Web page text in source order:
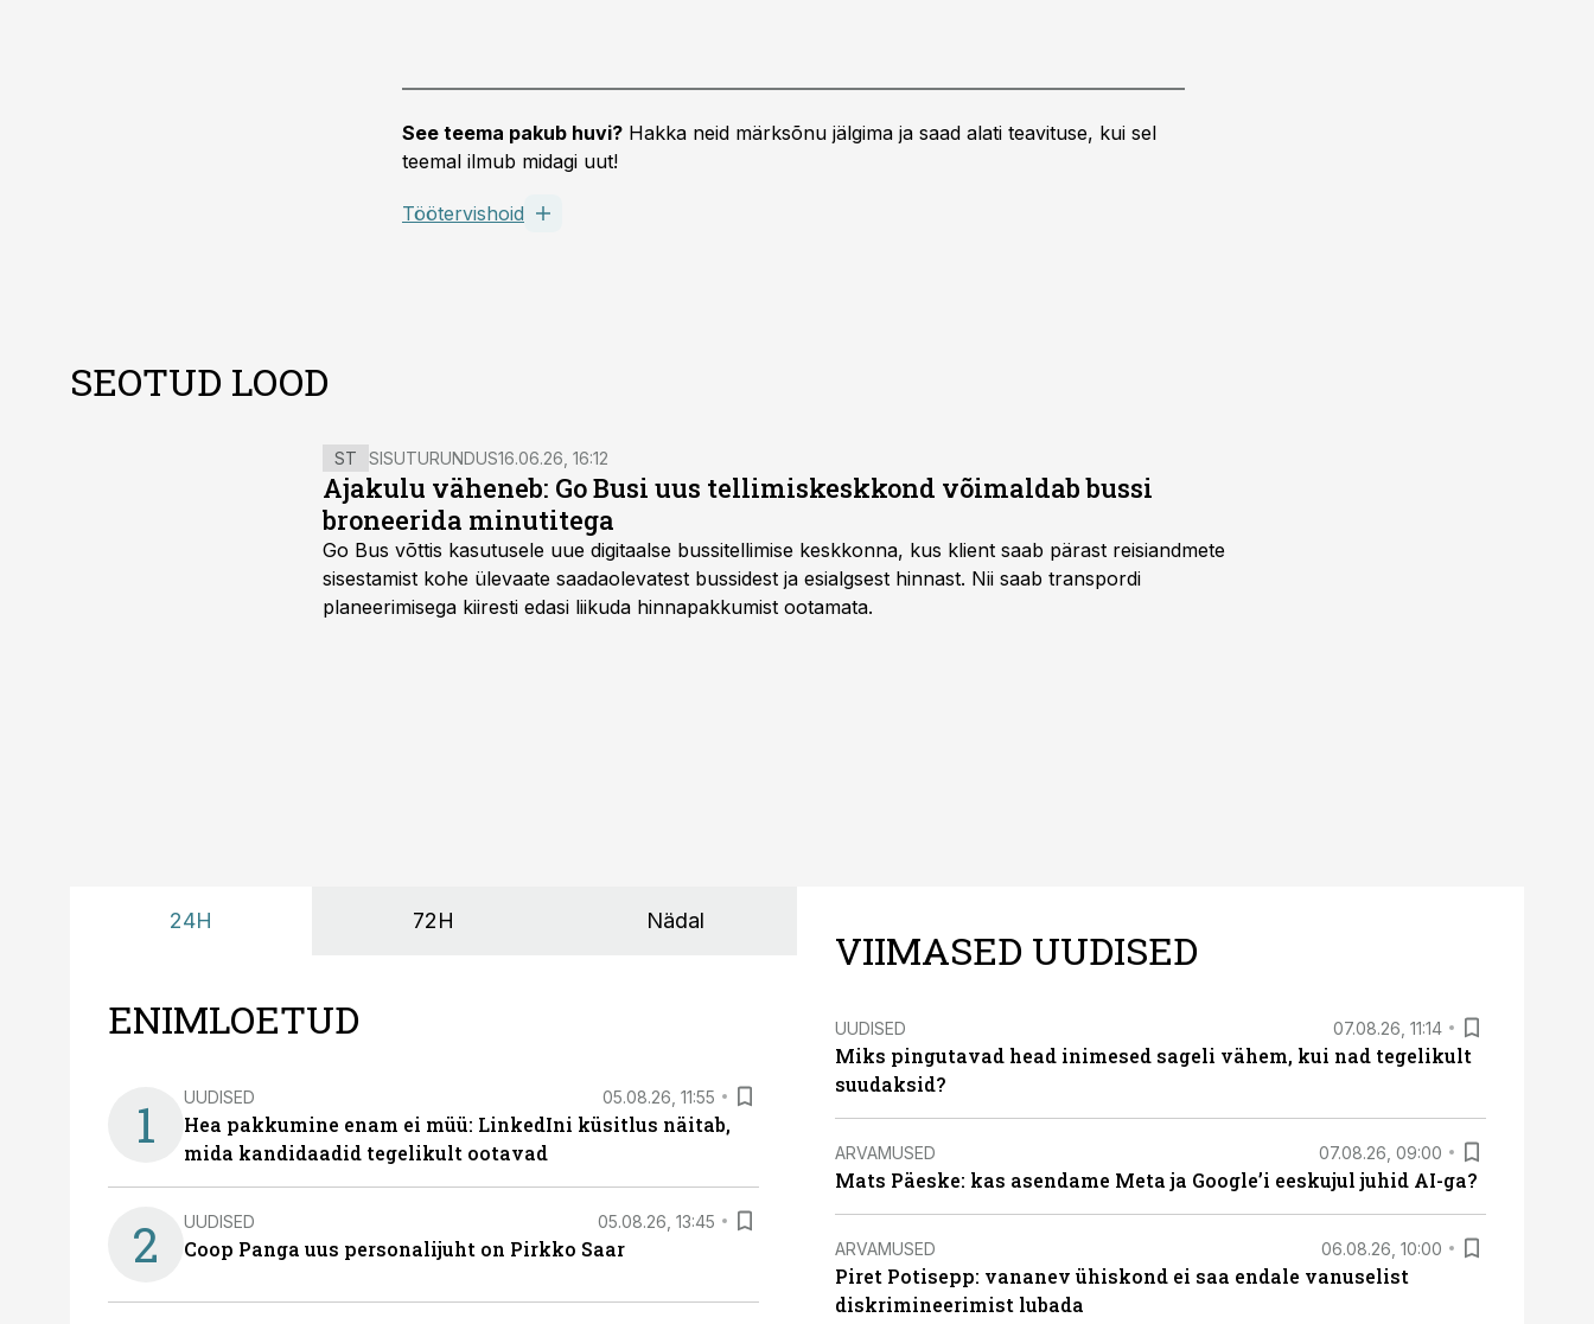
See teema pakub huvi? Hakka neid märksõnu jälgima ja saad alati teavituse, kui sel
teemal ilmub midagi uut!
Töötervishoid
SEOTUD LOOD
ST SISUTURUNDUS16.06.26, 16:12
Ajakulu väheneb: Go Busi uus tellimiskeskkond võimaldab bussi
broneerida minutitega
Go Bus võttis kasutusele uue digitaalse bussitellimise keskkonna, kus klient saab pärast reisiandmete
sisestamist kohe ülevaate saadaolevatest bussidest ja esialgsest hinnast. Nii saab transpordi
planeerimisega kiiresti edasi liikuda hinnapakkumist ootamata.
24H 72H Nädal
ENIMLOETUD
1 UUDISED 05.08.26, 11:55
Hea pakkumine enam ei müü: LinkedIni küsitlus näitab,
mida kandidaadid tegelikult ootavad
2 UUDISED 05.08.26, 13:45
Coop Panga uus personalijuht on Pirkko Saar
VIIMASED UUDISED
UUDISED 07.08.26, 11:14
Miks pingutavad head inimesed sageli vähem, kui nad tegelikult
suudaksid?
ARVAMUSED 07.08.26, 09:00
Mats Päeske: kas asendame Meta ja Google’i eeskujul juhid AI-ga?
ARVAMUSED 06.08.26, 10:00
Piret Potisepp: vananev ühiskond ei saa endale vanuselist
diskrimineerimist lubada